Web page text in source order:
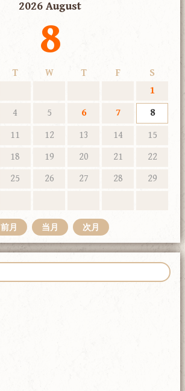
2026 August
8
T W T F
S
1
4 5 6 7
8
11 12 13 14
15
18 19 20 21
22
25 26 27 28
29
前月 当月 次月